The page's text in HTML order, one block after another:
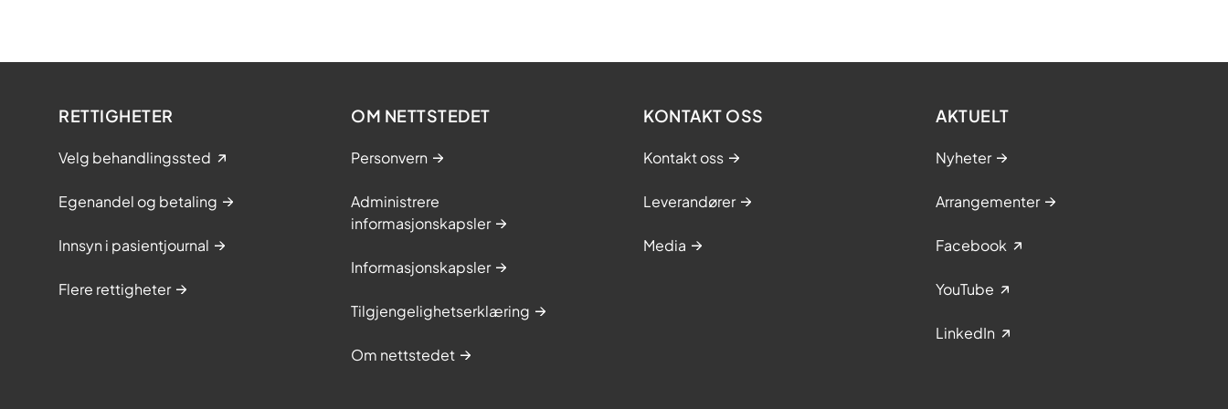
RETTIGHETER
Velg behandlingssted
Egenandel og betaling
Innsyn i pasientjournal
Flere rettigheter
OM NETTSTEDET
Personvern
Administrere
informasjonskapsler
Informasjonskapsler
Tilgjengelighetserklæring
Om nettstedet
KONTAKT OSS
Kontakt oss
Leverandører
Media
AKTUELT
Nyheter
Arrangementer
Facebook
YouTube
LinkedIn